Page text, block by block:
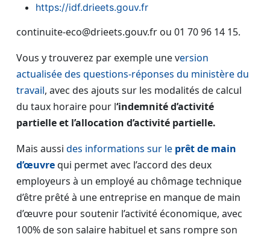
https://idf.drieets.gouv.fr
continuite-eco@drieets.gouv.fr ou 01 70 96 14 15.
Vous y trouverez par exemple une version
actualisée des questions-réponses du ministère du
travail, avec des ajouts sur les modalités de calcul
du taux horaire pour l‘indemnité d’activité
partielle et l’allocation d’activité partielle.
Mais aussi des informations sur le prêt de main
d’œuvrequi permet avec l’accord des deux
employeurs à un employé au chômage technique
d’être prêté à une entreprise en manque de main
d’œuvre pour soutenir l’activité économique, avec
100% de son salaire habituel et sans rompre son